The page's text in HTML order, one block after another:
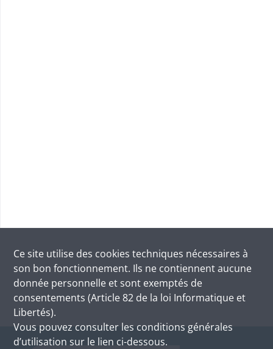
Ce site utilise des cookies techniques nécessaires à
son bon fonctionnement. Ils ne contiennent aucune
donnée personnelle et sont exemptés de
consentements (Article 82 de la loi Informatique et
Libertés).
Vous pouvez consulter les conditions générales
d’utilisation sur le lien ci-dessous.